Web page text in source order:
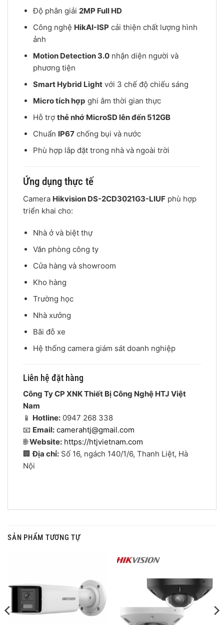
Độ phân giải 2MP Full HD
Công nghệ HikAI-ISP cải thiện chất lượng hình
ảnh
Motion Detection 3.0nhận diện người và
phương tiện
Smart Hybrid Lightvới 3 chế độ chiếu sáng
Micro tích hợp ghi âm thời gian thực
Hỗ trợ thẻ nhớ MicroSD lên đến 512GB
Chuẩn IP67chống bụi và nước
Phù hợp lắp đặt trong nhà và ngoài trời
Ứng dụng thực tế
Camera Hikvision DS-2CD3021G3-LIUF phù hợp
triển khai cho:
Nhà ở và biệt thự
Văn phòng công ty
Cửa hàng và showroom
Kho hàng
Trường học
Nhà xưởng
Bãi đỗ xe
Hệ thống camera giám sát doanh nghiệp
Liên hệ đặt hàng
Công Ty CP XNK Thiết Bị Công Nghệ HTJ Việt
Nam
📱 Hotline: 0947 268 338
📧 Email: camerahtj@gmail.com
🌐Website: https://htjvietnam.com
🏢Địa chỉ: Số 16, ngách 140/1/6, Thanh Liệt, Hà
Nội
SẢN PHẨM TƯƠNG TỰ